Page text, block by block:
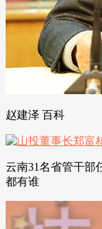
赵建泽 百科
云南31名省管干部
都有谁